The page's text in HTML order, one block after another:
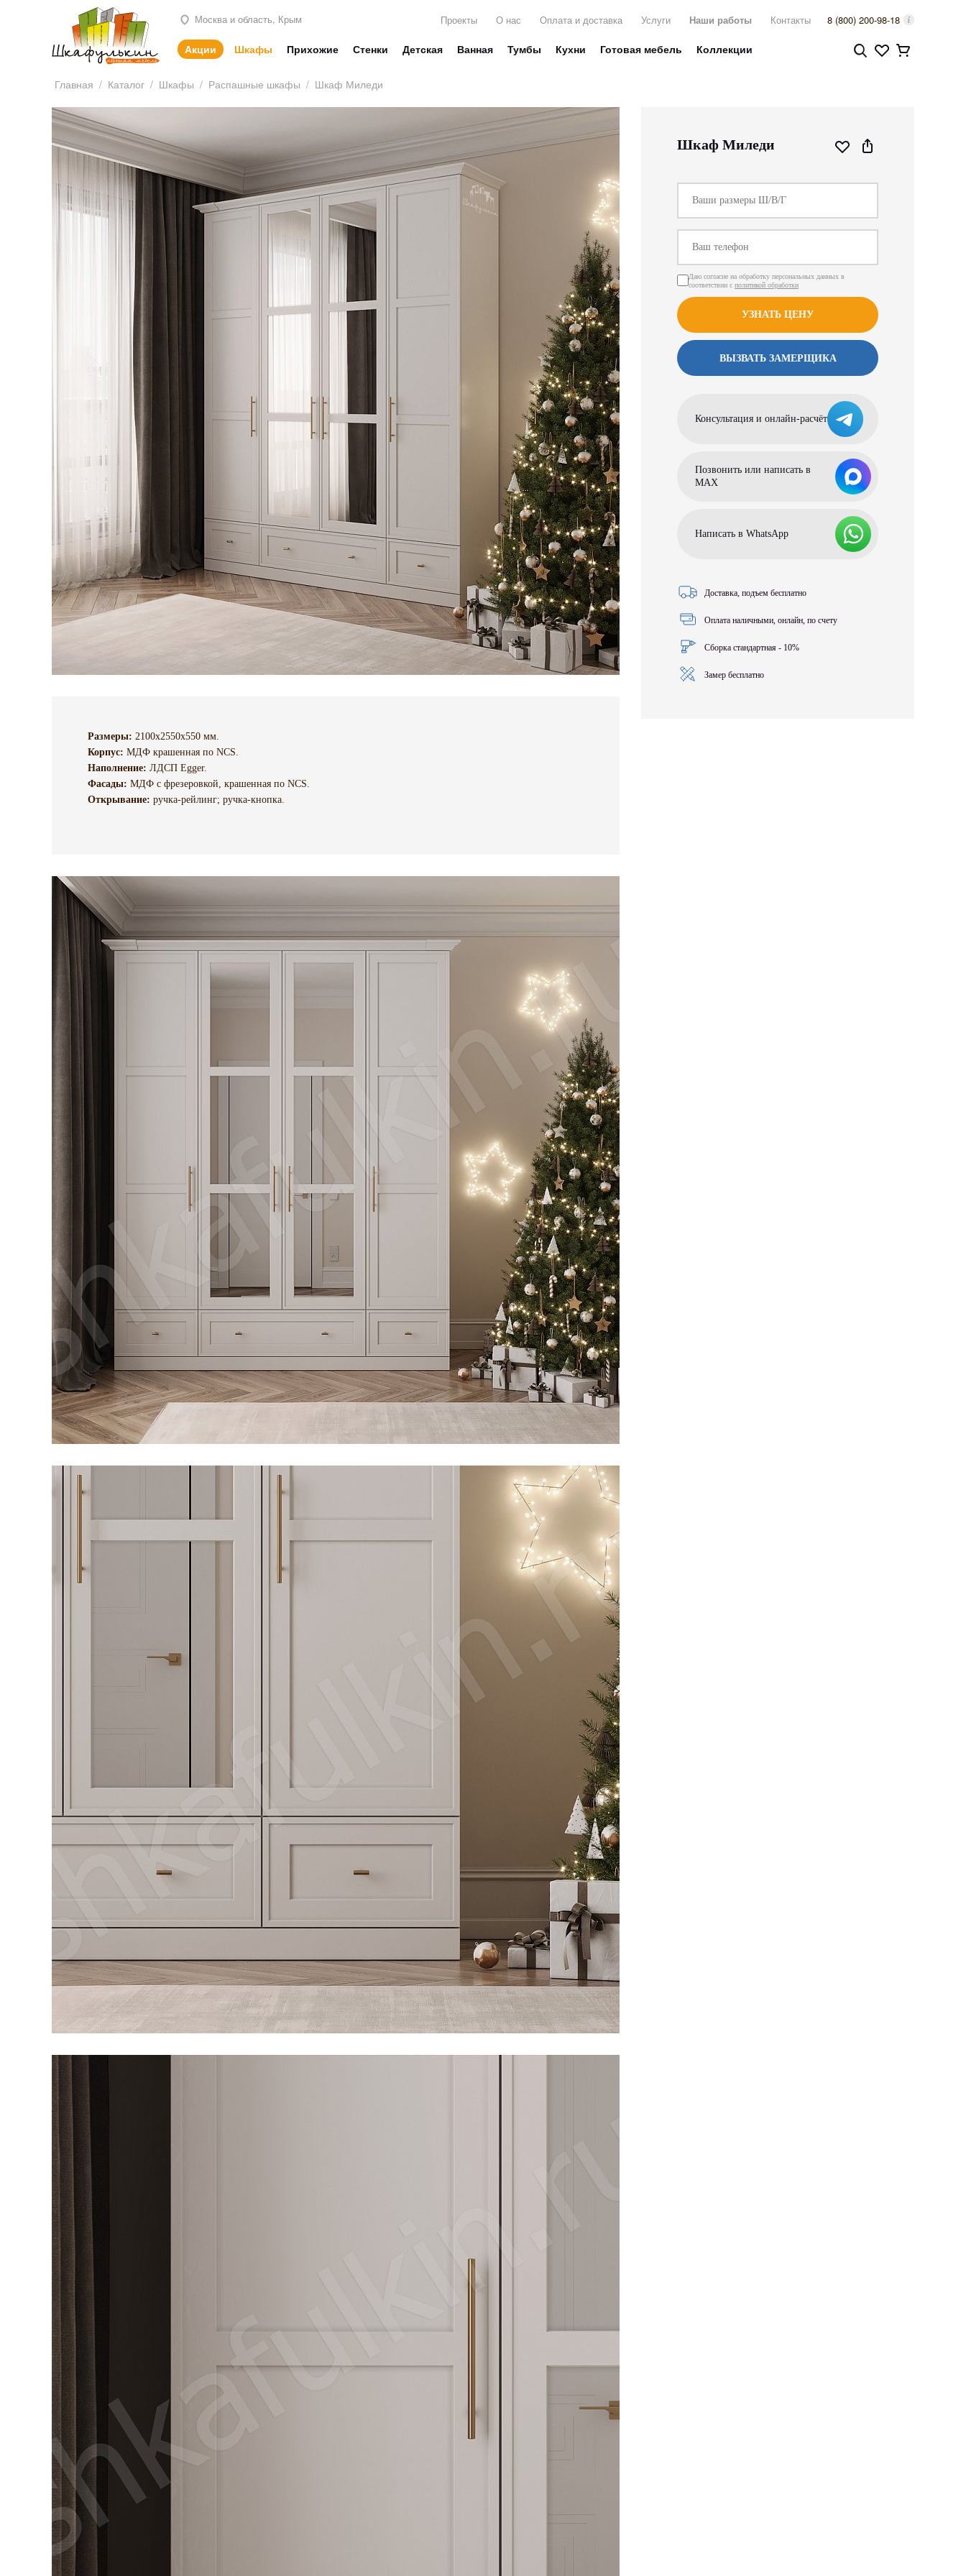
Москва и область, Крым Проекты О нас Оплата и доставка Услуги Наши работы Контакты 8 (800) 200-98-18
Акции Шкафы Прихожие Стенки Детская Ванная Тумбы Кухни Готовая мебель Коллекции
Главная / Каталог / Шкафы / Распашные шкафы / Шкаф Миледи
Размеры: 2100х2550х550 мм.
Корпус: МДФ крашенная по NCS.
Наполнение: ЛДСП Egger.
Фасады: МДФ с фрезеровкой, крашенная по NCS.
Открывание: ручка-рейлинг; ручка-кнопка.
Шкаф Миледи
Даю согласие на обработку персональных данных в
соответствии с политикой обработки
УЗНАТЬ ЦЕНУ
ВЫЗВАТЬ ЗАМЕРЩИКА
Консультация и онлайн-расчёт
Позвонить или написать в
МАХ
Написать в WhatsApp
Доставка, подъем бесплатно
Оплата наличными, онлайн, по счету
Сборка стандартная - 10%
Замер бесплатно